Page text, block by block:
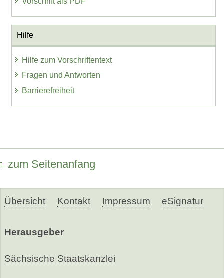
Hilfe
Hilfe zum Vorschriftentext
Fragen und Antworten
Barrierefreiheit
zum Seitenanfang
Übersicht Kontakt Impressum eSignatur
Herausgeber
Sächsische Staatskanzlei